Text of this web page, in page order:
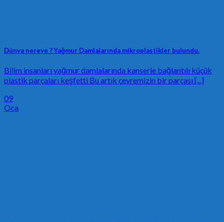
Dünya nereye ? Yağmur Damlalarında mikroplastikler bulundu.
Bilim insanları yağmur damlalarında kanserle bağlantılı küçük
plastik parçaları keşfetti Bu artık çevremizin bir parçası [...]
09
Oca